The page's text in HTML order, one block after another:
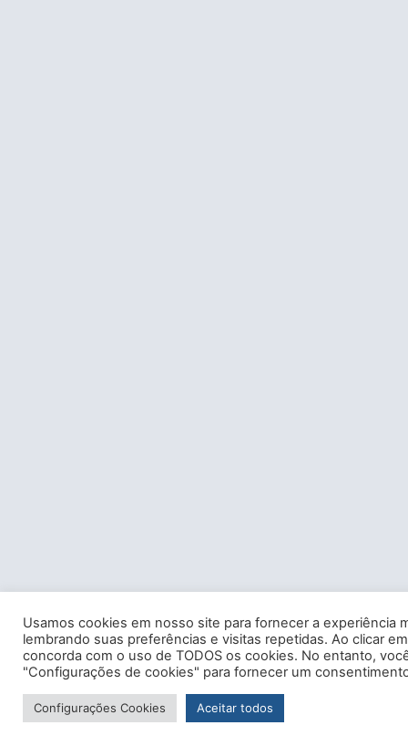
Usamos cookies em nosso site para fornecer a experiência
lembrando suas preferências e visitas repetidas. Ao clicar
concorda com o uso de TODOS os cookies. No entanto,
"Configurações de cookies" para fornecer um
Configurações Cookies Aceitar todos